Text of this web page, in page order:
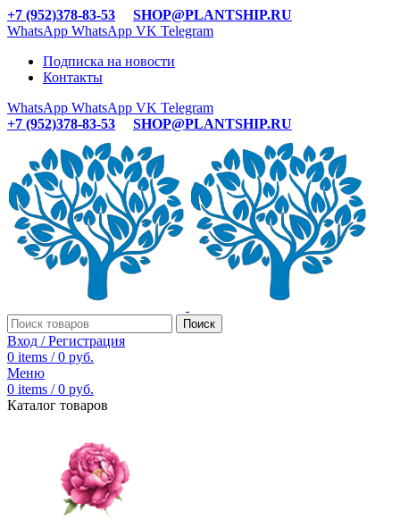
+7 (952)378-83-53
SHOP@PLANTSHIP.RU
WhatsApp WhatsApp VK Telegram
Подписка на новости
Контакты
WhatsApp WhatsApp VK Telegram
+7 (952)378-83-53
SHOP@PLANTSHIP.RU
Поиск
Вход / Регистрация
0 items / 0 руб.
Меню
0 items / 0 руб.
Каталог товаров